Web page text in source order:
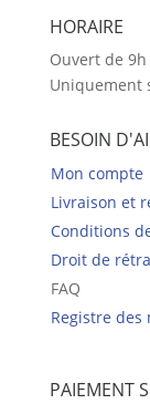
HORAIRE
Ouvert de
Uniquement
BESOIN
Mon compte
Livraison et
Conditions
Droit de
FAQ
Registre des
PAIEMENT